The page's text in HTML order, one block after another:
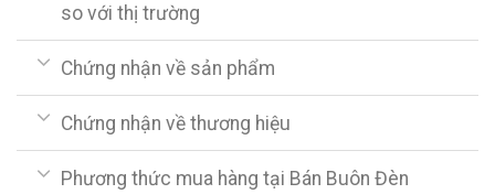
so với thị trường
Chứng nhận về sản phẩm
Chứng nhận về thương hiệu
Phương thức mua hàng tại Bán Buôn Đèn